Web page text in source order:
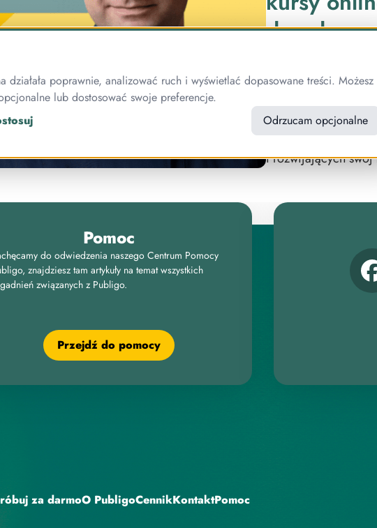
doradcą
Czy twórcy kursów
Ładzie, czy stracą?
zmniejszyć podatki?
najlepsze dla osób
i rozwijających swój
Pomoc
do odwiedzenia naszego Centrum Pomocy
znajdziesz tam artykuły na temat wszystkich
związanych z Publigo.
Przejdź do pomocy
za darmoO PubligoCennikKontaktPomoc
działała poprawnie, analizować ruch i wyświetlać dopasowane treści. Możesz
lub dostosować swoje preferencje.
Odrzucam opcjonalne